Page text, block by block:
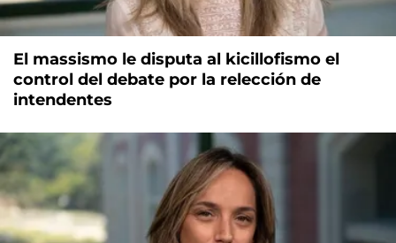
El massismo le disputa al kicillofismo el
control del debate por la relección de
intendentes